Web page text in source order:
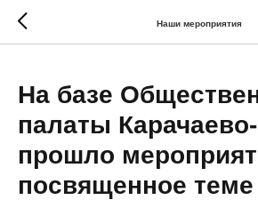
Наши мероприятия
На базе
палаты
прошло
посвященное теме